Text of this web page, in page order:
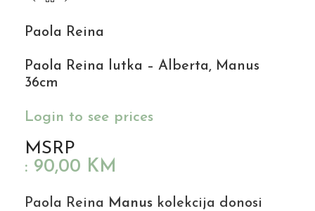
Paola Reina
Paola Reina lutka – Alberta, Manus
36cm
Login to see prices
MSRP
: 90,00 KM
Paola Reina Manus kolekcija donosi